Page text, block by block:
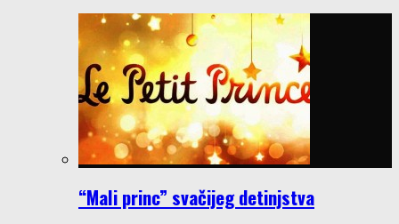
“Mali princ” svačijeg detinjstva